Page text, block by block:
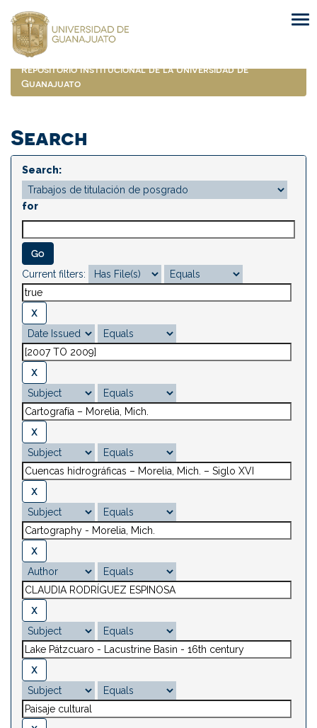
navigation
Repositorio Institucional de la Universidad de
Guanajuato
Search
Search:
for
Current filters: